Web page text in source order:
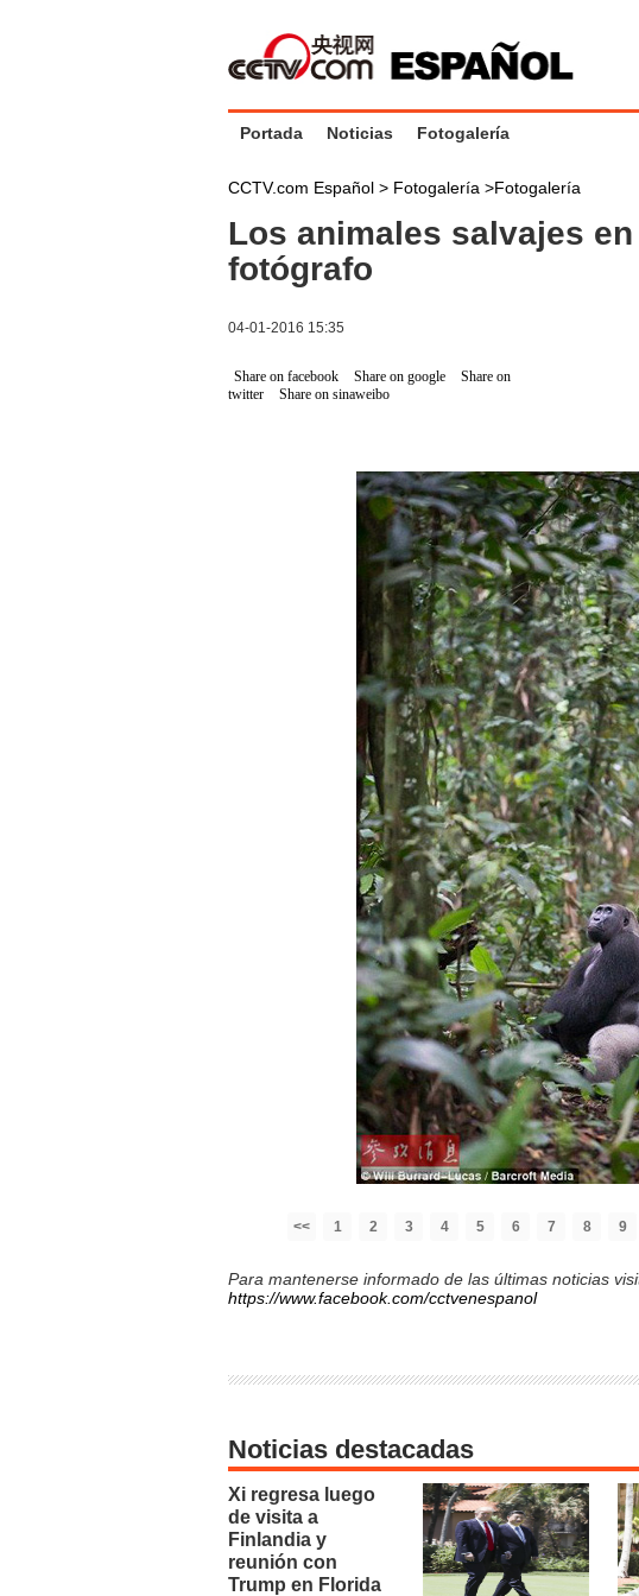
Portada Noticias Fotogalería
CCTV.com Español > Fotogalería >Fotogalería
Los animales salvajes
fotógrafo
04-01-2016 15:35
Share on facebook Share on google
Share on
twitter
Share on sinaweibo
<< 1 2 3 4 5 6 7 8 9
Para mantenerse informado de las últimas noticias
https://www.facebook.com/cctvenespanol
Noticias destacadas
Xi regresa luego
de visita a
Finlandia y
reunión con
Trump en Florida